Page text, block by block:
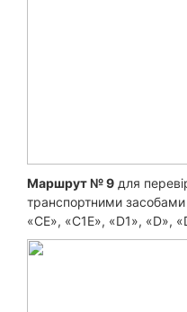
Маршрут № 9 для
транспортними засобами
«CE», «C1E», «D1»,